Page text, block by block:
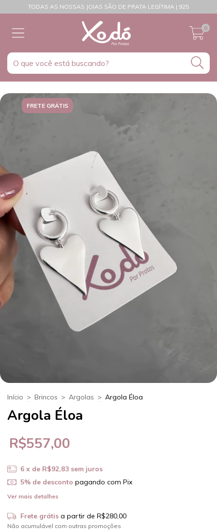
TODAS AS NOSSAS JOIAS SÃO DE PRATA LEGÍTIMA | 925
0
FRETE GRÁTIS
Início > Brincos > Argolas > Argola Éloa
Argola Éloa
R$557,00
6 x de R$92,83 sem juros
5% de desconto pagando com Pix
Ver mais detalhes
Frete grátis a partir de R$280,00
Não acumulável com outras promoções